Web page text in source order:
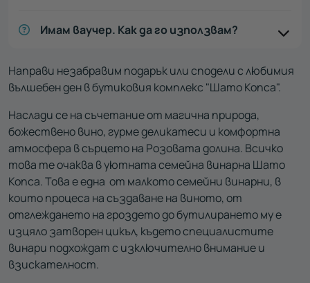
Имам ваучер. Как да го използвам?
Направи незабравим подарък или сподели с любимия
вълшебен ден в бутиковия комплекс "Шато Копса".
Наслади се на съчетание от магична природа,
божествено вино, гурме деликатеси и комфортна
атмосфера в сърцето на Розовата долина. Всичко
това те очаква в уютната семейна винарна Шато
Копса. Това е една от малкото семейни винарни, в
които процеса на създаване на виното, от
отглеждането на гроздето до бутилирането му е
изцяло затворен цикъл, където специалистите
винари подхождат с изключително внимание и
взискателност.